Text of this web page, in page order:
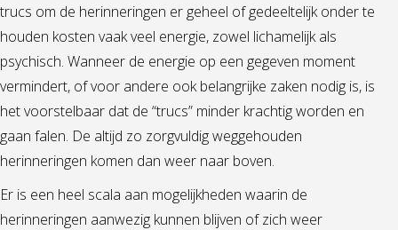
trucs om de herinneringen er geheel of gedeeltelijk onder te
houden kosten vaak veel energie, zowel lichamelijk als
psychisch. Wanneer de energie op een gegeven moment
vermindert, of voor andere ook belangrijke zaken nodig is, is
het voorstelbaar dat de “trucs” minder krachtig worden en
gaan falen. De altijd zo zorgvuldig weggehouden
herinneringen komen dan weer naar boven.
Er is een heel scala aan mogelijkheden waarin de
herinneringen aanwezig kunnen blijven of zich weer